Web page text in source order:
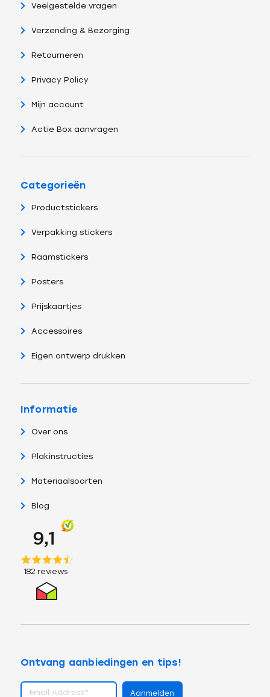
Veelgestelde vragen
Verzending & Bezorging
Retourneren
Privacy Policy
Mijn account
Actie Box aanvragen
Categorieën
Productstickers
Verpakking stickers
Raamstickers
Posters
Prijskaartjes
Accessoires
Eigen ontwerp drukken
Informatie
Over ons
Plakinstructies
Materiaalsoorten
Blog
Ontvang aanbiedingen en tips!